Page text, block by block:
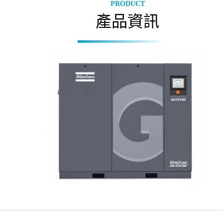
PRODUCT
產品資訊